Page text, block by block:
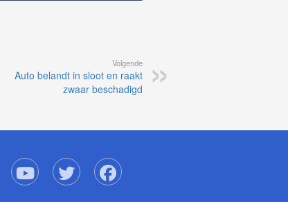
Volgende
Auto belandt in sloot en raakt
zwaar beschadigd